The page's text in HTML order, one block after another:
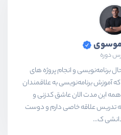
دوره
در حال برنامه‌نویسی و انجام پروژه های
هست که آموزش برنامه‌نویسی به علاقمندان
همه این مدت الان عاشق کدزنی و
تدریس علاقه خاصی دارم و دوست
ک...